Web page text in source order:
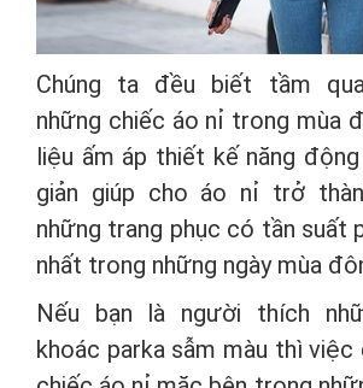
Chúng ta đều biết tầm
những chiếc áo nỉ trong mùa
liệu ấm áp thiết kế năng
giản giúp cho áo nỉ trở
những trang phục có tần suất
nhất trong những ngày mùa
Nếu bạn là người thích
khoác parka sẫm màu thì